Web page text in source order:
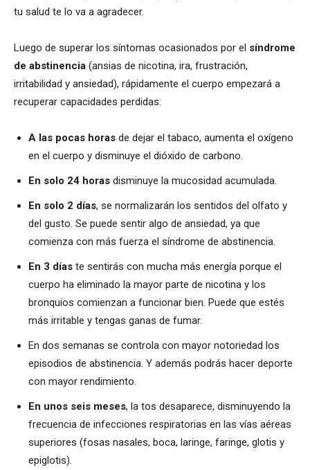
tu salud te lo va a agradecer.
Luego de superar los síntomas ocasionados por el síndrome
de abstinencia (ansias de nicotina, ira, frustración,
irritabilidad y ansiedad), rápidamente el cuerpo empezará a
recuperar capacidades perdidas:
A las pocas horas de dejar el tabaco, aumenta el oxígeno
en el cuerpo y disminuye el dióxido de carbono.
En solo 24 horas disminuye la mucosidad acumulada.
En solo 2 días, se normalizarán los sentidos del olfato y
del gusto. Se puede sentir algo de ansiedad, ya que
comienza con más fuerza el síndrome de abstinencia.
En 3 días te sentirás con mucha más energía porque el
cuerpo ha eliminado la mayor parte de nicotina y los
bronquios comienzan a funcionar bien. Puede que estés
más irritable y tengas ganas de fumar.
En dos semanas se controla con mayor notoriedad los
episodios de abstinencia. Y además podrás hacer deporte
con mayor rendimiento.
En unos seis meses, la tos desaparece, disminuyendo la
frecuencia de infecciones respiratorias en las vías aéreas
superiores (fosas nasales, boca, laringe, faringe, glotis y
epiglotis).